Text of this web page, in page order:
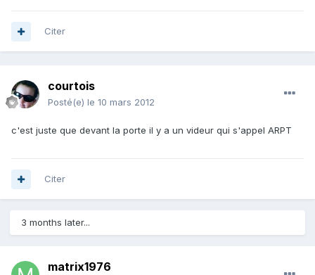
Citer
courtois
Posté(e) le 10 mars 2012
c'est juste que devant la porte il y a un videur qui s'appel ARPT
Citer
3 months later...
matrix1976